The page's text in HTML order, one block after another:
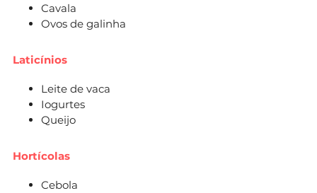
Cavala
Ovos de galinha
Laticínios
Leite de vaca
Iogurtes
Queijo
Hortícolas
Cebola